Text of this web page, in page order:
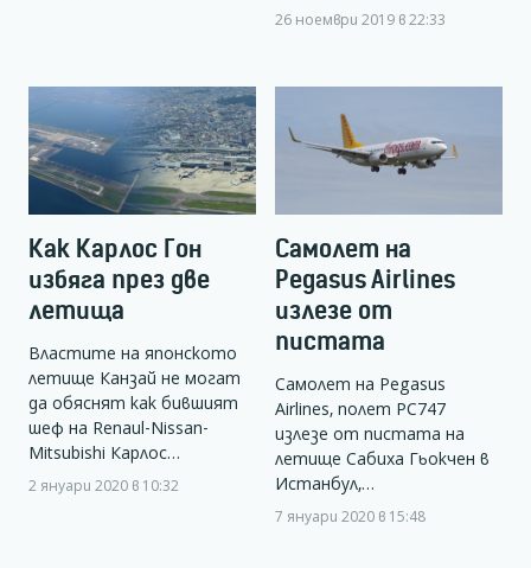
26 ноември 2019 в 22:33
Как Карлос Гон
избяга през две
летища
Властите на японското
летище Канзай не могат
да обяснят как бившият
шеф на Renaul-Nissan-
Mitsubishi Карлос…
2 януари 2020 в 10:32
Самолет на
Pegasus Airlines
излезе от
пистата
Самолет на Pegasus
Airlines, полет PC747
излезе от пистата на
летище Сабиха Гьокчен в
Истанбул,…
7 януари 2020 в 15:48